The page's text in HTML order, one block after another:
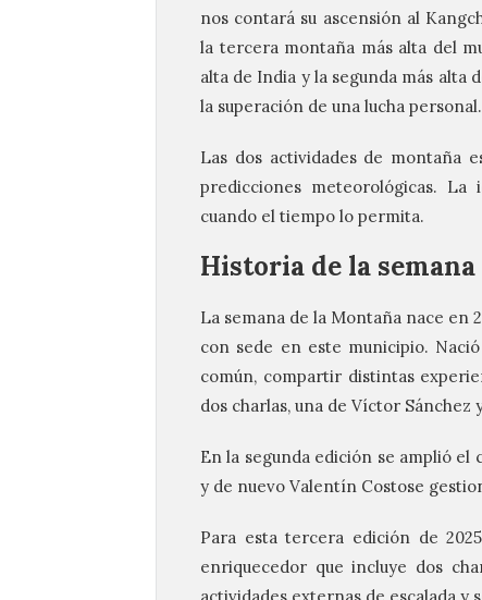
nos contará su ascensión al
la tercera montaña más alta del
alta de India y la segunda más alta
la superación de una lucha personal.
Las dos actividades de montaña
predicciones meteorológicas.
cuando el tiempo lo permita.
Historia de la
La semana de la Montaña nace en
con sede en este municipio.
común, compartir distintas
dos charlas, una de Víctor
En la segunda edición se amplió el
y de nuevo Valentín Costose
Para esta tercera edición de
enriquecedor que incluye dos